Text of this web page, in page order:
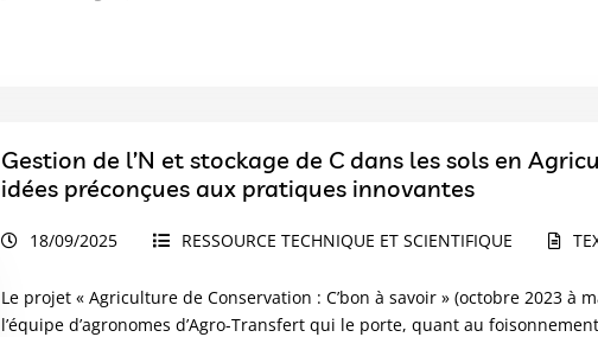
Gestion de l’N et stockage de C dans les sols en
idées préconçues aux pratiques innovantes
18/09/2025 RESSOURCE TECHNIQUE ET SCIENTIFIQUE
Le projet « Agriculture de Conservation : C’bon à savoir » (octobre 2023 à
l’équipe d’agronomes d’Agro-Transfert qui le porte, quant au